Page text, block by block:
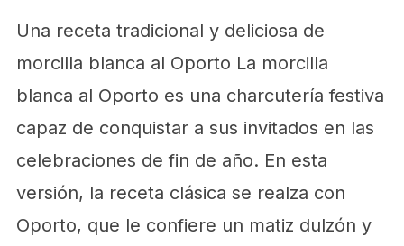
Una receta tradicional y deliciosa de
morcilla blanca al Oporto La morcilla
blanca al Oporto es una charcutería festiva
capaz de conquistar a sus invitados en las
celebraciones de fin de año. En esta
versión, la receta clásica se realza con
Oporto, que le confiere un matiz dulzón y